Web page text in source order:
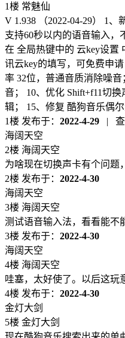
1楼 常魅仙
V 1.938 （2022-04-29） 1
支持60秒以内的语音输入，
在 全局热键中的 云key设置
讯云key的填写，可免费申
率 32位，普通音质消除噪
音； 10、优化 Shift+f11切
辑； 15、修复 酷狗音乐偶尔
1楼 发布于： 2022-4-29 |
海阔天空
2楼 海阔天空
为啥现在切换声卡有个问题
2楼 发布于： 2022-4-30
海阔天空
3楼 海阔天空
测试语音输入法，看看能不
3楼 发布于： 2022-4-30
海阔天空
4楼 海阔天空
哇塞，太好使了。以后这玩
4楼 发布于： 2022-4-30
金灯大剑
5楼 金灯大剑